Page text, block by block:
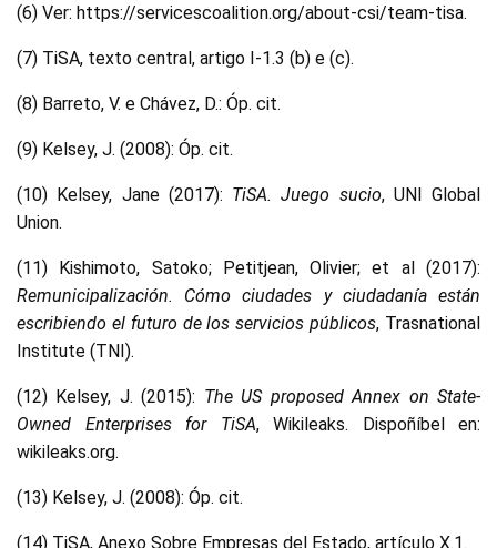
(6) Ver: https://servicescoalition.org/about-csi/team-tisa.
(7) TiSA, texto central, artigo I-1.3 (b) e (c).
(8) Barreto, V. e Chávez, D.: Óp. cit.
(9) Kelsey, J. (2008): Óp. cit.
(10) Kelsey, Jane (2017): TiSA. Juego sucio, UNI Global
Union.
(11) Kishimoto, Satoko; Petitjean, Olivier; et al (2017):
Remunicipalización. Cómo ciudades y ciudadanía están
escribiendo el futuro de los servicios públicos, Trasnational
Institute (TNI).
(12) Kelsey, J. (2015): The US proposed Annex on State-
Owned Enterprises for TiSA, Wikileaks. Dispoñíbel en:
wikileaks.org.
(13) Kelsey, J. (2008): Óp. cit.
(14) TiSA, Anexo Sobre Empresas del Estado, artículo X.1.